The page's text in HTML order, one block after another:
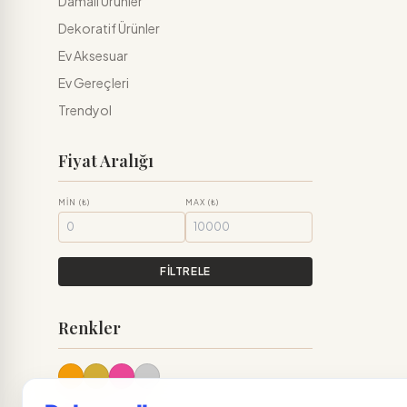
Dekoratif Ürünler
Ev Aksesuar
Ev Gereçleri
Trendyol
Fiyat Aralığı
MIN (₺) MAX (₺)
FİLTRELE
Renkler